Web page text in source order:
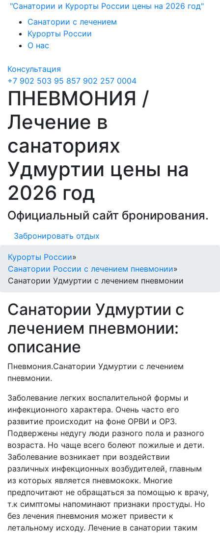
"Санатории и Курорты России цены на 2026 год"
Санатории с лечением
Курорты России
О нас
Консультация
+7 902 503 95 857 902 257 0004
ПНЕВМОНИЯ /
Лечение в
санаториях
Удмуртии цены на
2026 год
Официальный сайт бронирования.
Забронировать отдых
Курорты России»
Санатории России с лечением пневмонии»
Санатории Удмуртии с лечением пневмонии
Санатории Удмуртии с
лечением пневмонии:
описание
Пневмония.Санатории Удмуртии с лечением
пневмонии.
Заболевание легких воспалительной формы и
инфекционного характера. Очень часто его
развитие происходит на фоне ОРВИ и ОРЗ.
Подвержены недугу люди разного пола и разного
возраста. Но чаще всего болеют пожилые и дети.
Заболевание возникает при воздействии
различных инфекционных возбудителей, главным
из которых является пневмококк. Многие
предпочитают не обращаться за помощью к врачу,
т.к симптомы напоминают признаки простуды. Но
без лечения пневмония может привести к
летальному исходу. Лечение в санатории таким